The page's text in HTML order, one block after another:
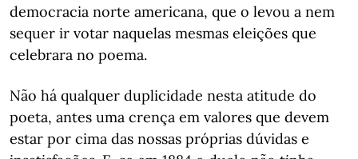
democracia norte americana, que o levou a nem
sequer ir votar naquelas mesmas eleições que
celebrara no poema.
Não há qualquer duplicidade nesta atitude do
poeta, antes uma crença em valores que devem
estar por cima das nossas próprias dúvidas e